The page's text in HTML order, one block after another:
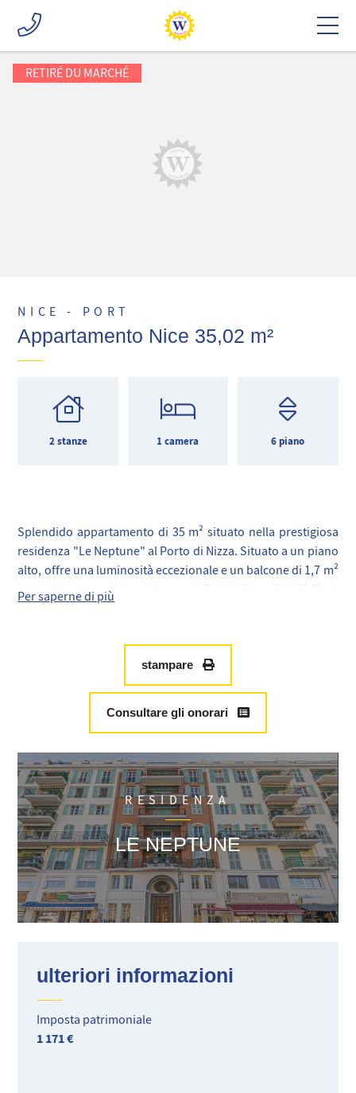
RETIRÉ DU MARCHÉ
NICE - PORT
Appartamento Nice 35,02 m²
2 stanze 1 camera 6 piano
Splendido appartamento di 35 m² situato nella prestigiosa
residenza "Le Neptune" al Porto di Nizza. Situato a un piano
alto, offre una luminosità eccezionale e un balcone di 1,7 m²
esposto a est, con una vista mozzafiato sulla collina di Mont
Boron e una vista laterale sull’ingresso del porto.
appartamento combina fascino e modernità: aria
condizionata, doppi vetri, decorazioni eleganti e spazio
ottimizzato. Pronto per essere abitato, venduto arredato.
Ampio guardaroba all'ingresso, molto pratico
Cantina nel seminterrato
Vicinanza immediata ai "pointus" e a soli 10 minuti a piedi
dalla spiaggia di La Réserve di Nizza
Tram a soli 5 minuti a piedi
Riscaldamento centralizzato, spese contenute
Quartiere vivace e storico, vicino a tutti i servizi.
Non perdete questa rara opportunità in uno dei settori più
ambiti di Nizza!
Ideale come pied-à-terre o investimento!
Per saperne di più
stampare
Consultare gli onorari
RESIDENZA
LE NEPTUNE
ulteriori informazioni
Imposta patrimoniale
1 171 €